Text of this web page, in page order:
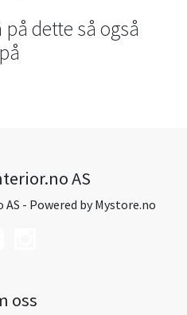
dette så også
på
AS
- Powered byMystore.no
oss